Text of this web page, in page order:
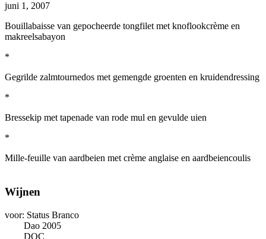
juni 1, 2007
Bouillabaisse van gepocheerde tongfilet met knoflookcrème en
makreelsabayon
*
Gegrilde zalmtournedos met gemengde groenten en kruidendressing
*
Bressekip met tapenade van rode mul en gevulde uien
*
Mille-feuille van aardbeien met crème anglaise en aardbeiencoulis
Wijnen
voor: Status Branco
Dao 2005
DOC